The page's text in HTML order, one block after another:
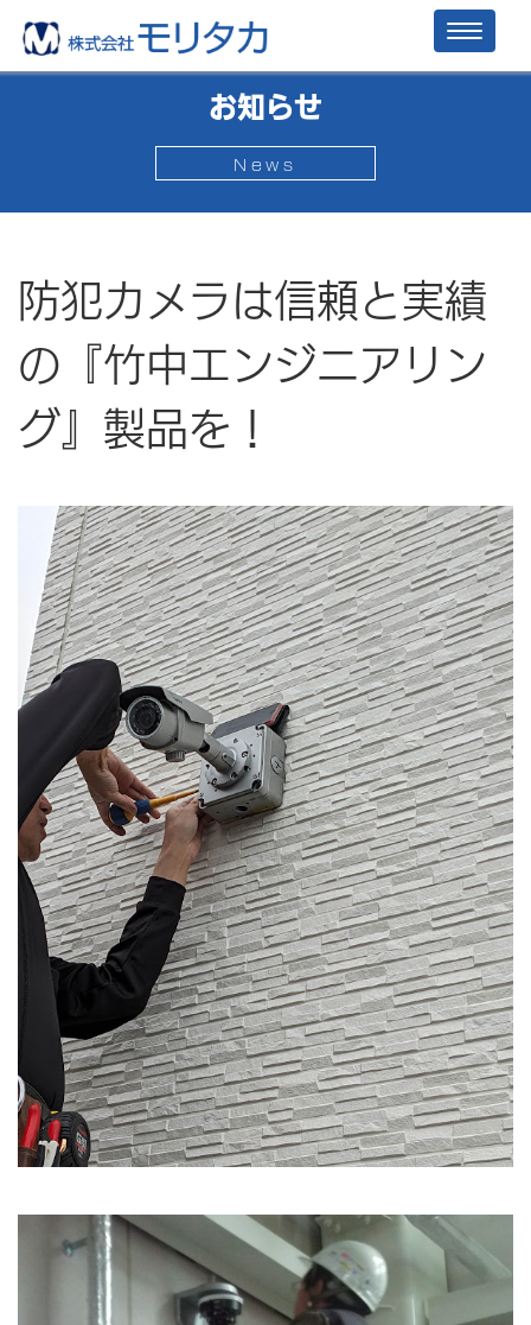
お知らせ
News
防犯カメラは信頼と実績
の『竹中エンジニアリン
グ』製品を！